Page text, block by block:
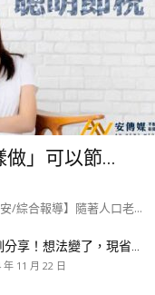
」可以節...
/綜合報導】隨著人口老...
分享！想法變了，現省...
年 11 月 22 日